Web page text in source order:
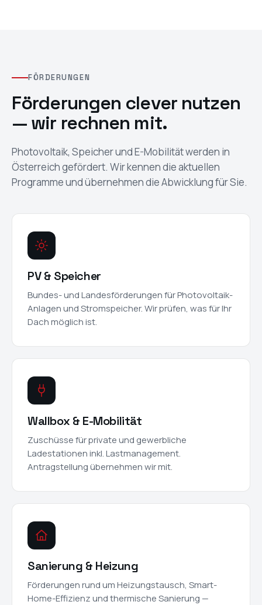
FÖRDERUNGEN
Förderungen clever nutzen
— wir rechnen mit.
Photovoltaik, Speicher und E-Mobilität werden in
Österreich gefördert. Wir kennen die aktuellen
Programme und übernehmen die Abwicklung für Sie.
PV & Speicher
Bundes- und Landesförderungen für Photovoltaik-
Anlagen und Stromspeicher. Wir prüfen, was für Ihr
Dach möglich ist.
Wallbox & E-Mobilität
Zuschüsse für private und gewerbliche
Ladestationen inkl. Lastmanagement.
Antragstellung übernehmen wir mit.
Sanierung & Heizung
Förderungen rund um Heizungstausch, Smart-
Home-Effizienz und thermische Sanierung —